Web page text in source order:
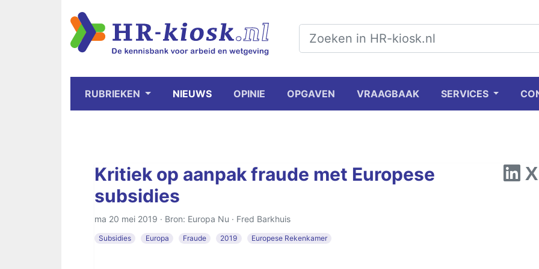
RUBRIEKEN NIEUWS OPINIE OPGAVEN VRAAGBAAK SERVICES
Kritiek op aanpak fraude met Europese
subsidies
ma 20 mei 2019 · Bron: Europa Nu · Fred Barkhuis
Subsidies Europa Fraude 2019 Europese Rekenkamer